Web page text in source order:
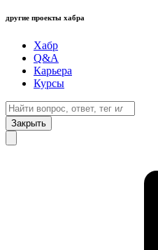
другие проекты хабра
Хабр
Q&A
Карьера
Курсы
Закрыть